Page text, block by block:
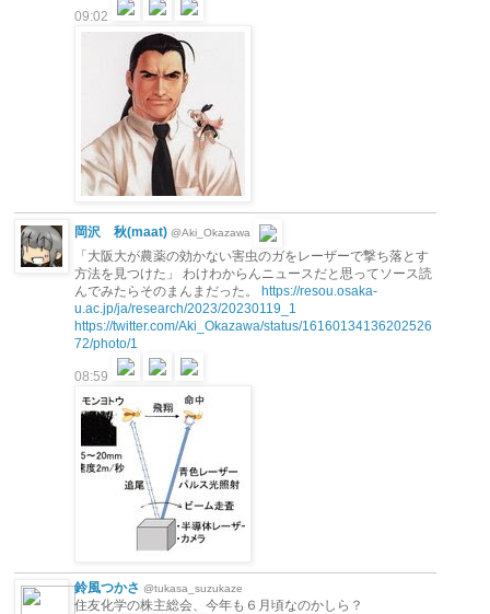
09:02
岡沢 秋(maat) @Aki_Okazawa
「大阪大が農薬の効かない害虫のガをレーザーで撃ち落とす
方法を見つけた」 わけわからんニュースだと思ってソース読
んでみたらそのまんまだった。 https://resou.osaka-
u.ac.jp/ja/research/2023/20230119_1
https://twitter.com/Aki_Okazawa/status/16160134136202526
72/photo/1
08:59
鈴風つかさ @tukasa_suzukaze
住友化学の株主総会、今年も６月頃なのかしら？